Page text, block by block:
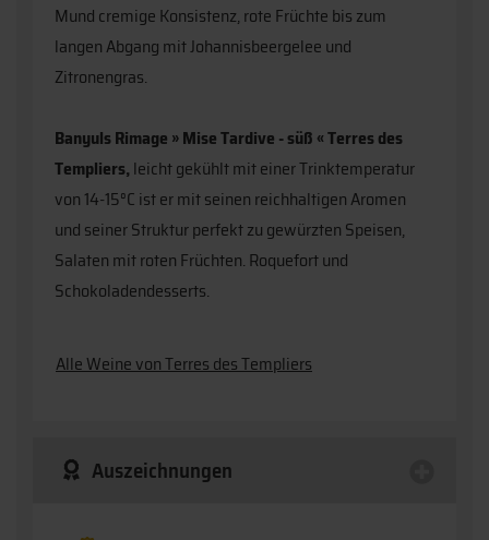
Mund cremige Konsistenz, rote Früchte bis zum
langen Abgang mit Johannisbeergelee und
Zitronengras.
Banyuls Rimage » Mise Tardive - süß « Terres des
Templiers, leicht gekühlt mit einer Trinktemperatur
von 14-15°C ist er mit seinen reichhaltigen Aromen
und seiner Struktur perfekt zu gewürzten Speisen,
Salaten mit roten Früchten. Roquefort und
Schokoladendesserts.
Alle Weine von Terres des Templiers
Auszeichnungen